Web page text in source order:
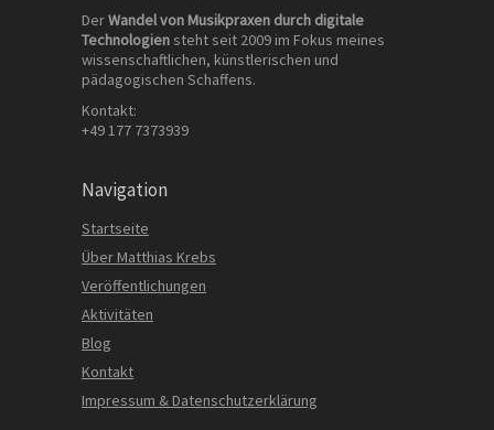
DerWandel von Musikpraxen durch digitale
Technologien steht seit 2009 im Fokus meines
wissenschaftlichen, künstlerischen und
pädagogischen Schaffens.
Kontakt:
+49 177 7373939
Navigation
Startseite
Über Matthias Krebs
Veröffentlichungen
Aktivitäten
Blog
Kontakt
Impressum & Datenschutzerklärung